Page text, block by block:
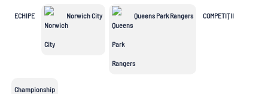
ECHIPE Norwich City Queens Park Rangers COMPETIȚII
Championship